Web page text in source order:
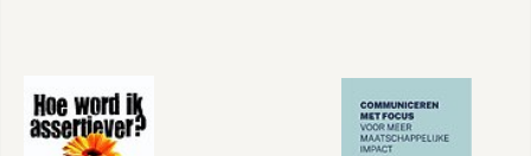
De 7 magische